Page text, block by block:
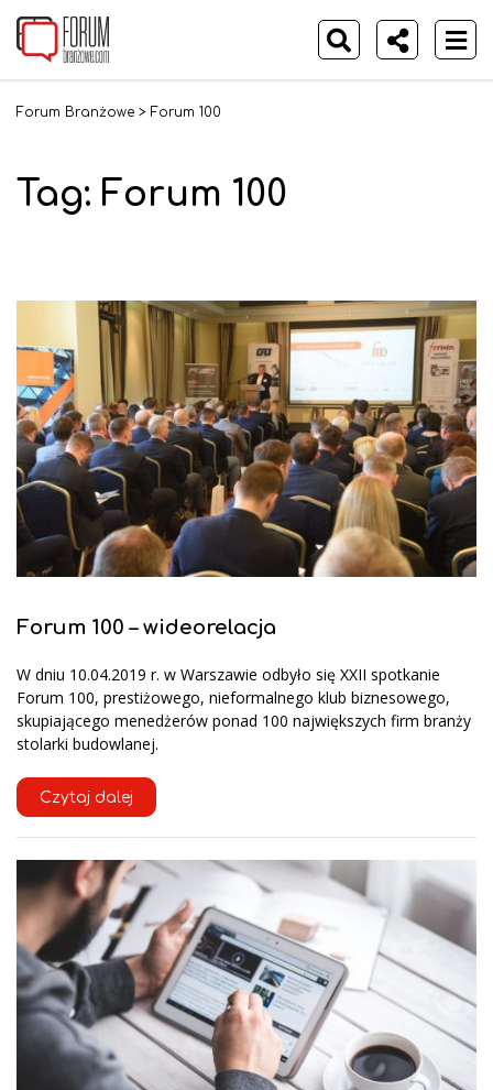
Forum Branżowe > Forum 100
Tag: Forum 100
Forum 100 – wideorelacja
W dniu 10.04.2019 r. w Warszawie odbyło się XXII spotkanie
Forum 100, prestiżowego, nieformalnego klub biznesowego,
skupiającego menedżerów ponad 100 największych firm branży
stolarki budowlanej.
Czytaj dalej